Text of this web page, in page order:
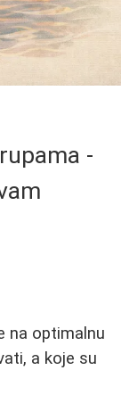
-
na optimalnu
a koje su